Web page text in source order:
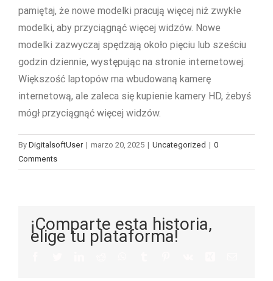
pamiętaj, że nowe modelki pracują więcej niż zwykłe
modelki, aby przyciągnąć więcej widzów. Nowe
modelki zazwyczaj spędzają około pięciu lub sześciu
godzin dziennie, występując na stronie internetowej.
Większość laptopów ma wbudowaną kamerę
internetową, ale zaleca się kupienie kamery HD, żebyś
mógł przyciągnąć więcej widzów.
By DigitalsoftUser | marzo 20, 2025 | Uncategorized | 0
Comments
¡Comparte esta historia,
elige tu plataforma!